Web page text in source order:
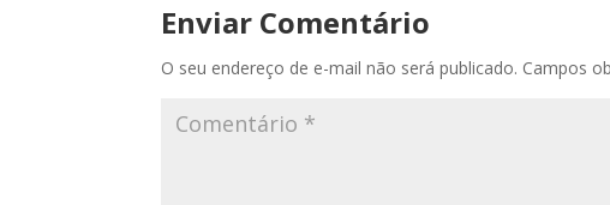
Enviar Comentário
O seu endereço de e-mail não será publicado. Campos